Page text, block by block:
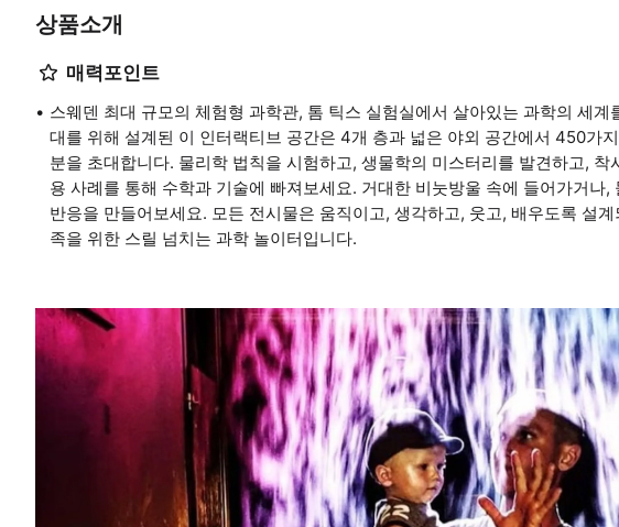
상품소개
매력포인트
스웨덴 최대 규모의 체험형 과학관, 톰 틱스 실험실에서 살아있는 과학의 세
대를 위해 설계된 이 인터랙티브 공간은 4개 층과 넓은 야외 공간에서 450가
분을 초대합니다. 물리학 법칙을 시험하고, 생물학의 미스터리를 발견하고,
용 사례를 통해 수학과 기술에 빠져보세요. 거대한 비눗방울 속에 들어가거나
반응을 만들어보세요. 모든 전시물은 움직이고, 생각하고, 웃고, 배우도록 설
족을 위한 스릴 넘치는 과학 놀이터입니다.